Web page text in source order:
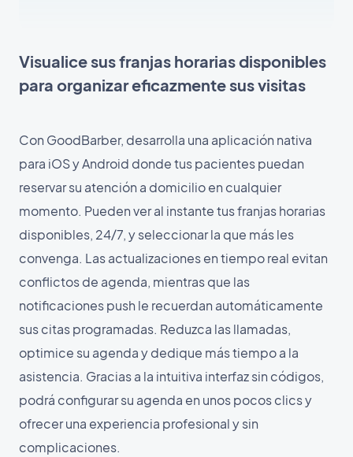
Visualice sus franjas horarias disponibles
para organizar eficazmente sus visitas
Con GoodBarber, desarrolla una aplicación nativa
para iOS y Android donde tus pacientes puedan
reservar su atención a domicilio en cualquier
momento. Pueden ver al instante tus franjas horarias
disponibles, 24/7, y seleccionar la que más les
convenga. Las actualizaciones en tiempo real evitan
conflictos de agenda, mientras que las
notificaciones push le recuerdan automáticamente
sus citas programadas. Reduzca las llamadas,
optimice su agenda y dedique más tiempo a la
asistencia. Gracias a la intuitiva interfaz sin códigos,
podrá configurar su agenda en unos pocos clics y
ofrecer una experiencia profesional y sin
complicaciones.